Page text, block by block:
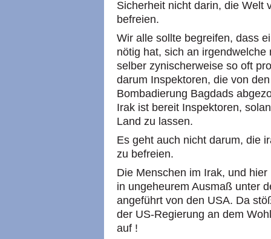
Sicherheit nicht darin, die Welt
befreien.
Wir alle sollte begreifen, dass
nötig hat, sich an
selber zynischerweise so oft
darum Inspektoren, die von
Bombadierung Bagdads
Irak ist bereit Inspektoren,
Land zu lassen.
Es geht auch nicht darum, die
zu befreien.
Die Menschen im Irak, und
in ungeheurem Ausmaß unter
angeführt von den USA. Da
der US-Regierung an dem
auf !